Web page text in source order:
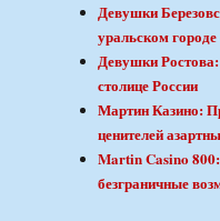
Девушки
уральском
Девушки
столице России
Мартин Казино:
ценителей
Martin Casino
безграничные